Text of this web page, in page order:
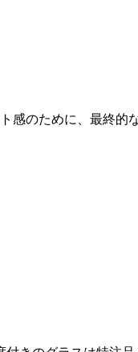
感のために、最終